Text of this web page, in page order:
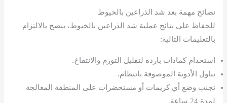
نصائح مهمة بعد شد الذراعين بالخيوط
للحفاظ على نتائج عملية شد الذراعين بالخيوط، ينصح بالالتزام
بالتعليمات التالية:
استخدام كمادات باردة لتقليل التورم والانتفاخ.
تناول الأدوية الموصوفة بانتظام.
تجنب وضع أي كريمات أو مستحضرات على المنطقة المعالجة
لمدة 24 ساعة.